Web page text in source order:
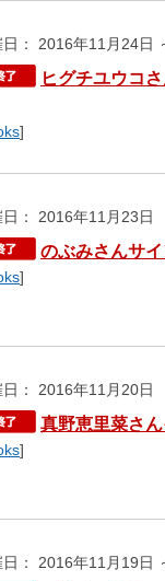
日： 2016年11月24日
ヒグチユウコ
]
日： 2016年11月23日
のぶみさんサ
]
日： 2016年11月20日
真野恵里菜さ
]
日： 2016年11月19日